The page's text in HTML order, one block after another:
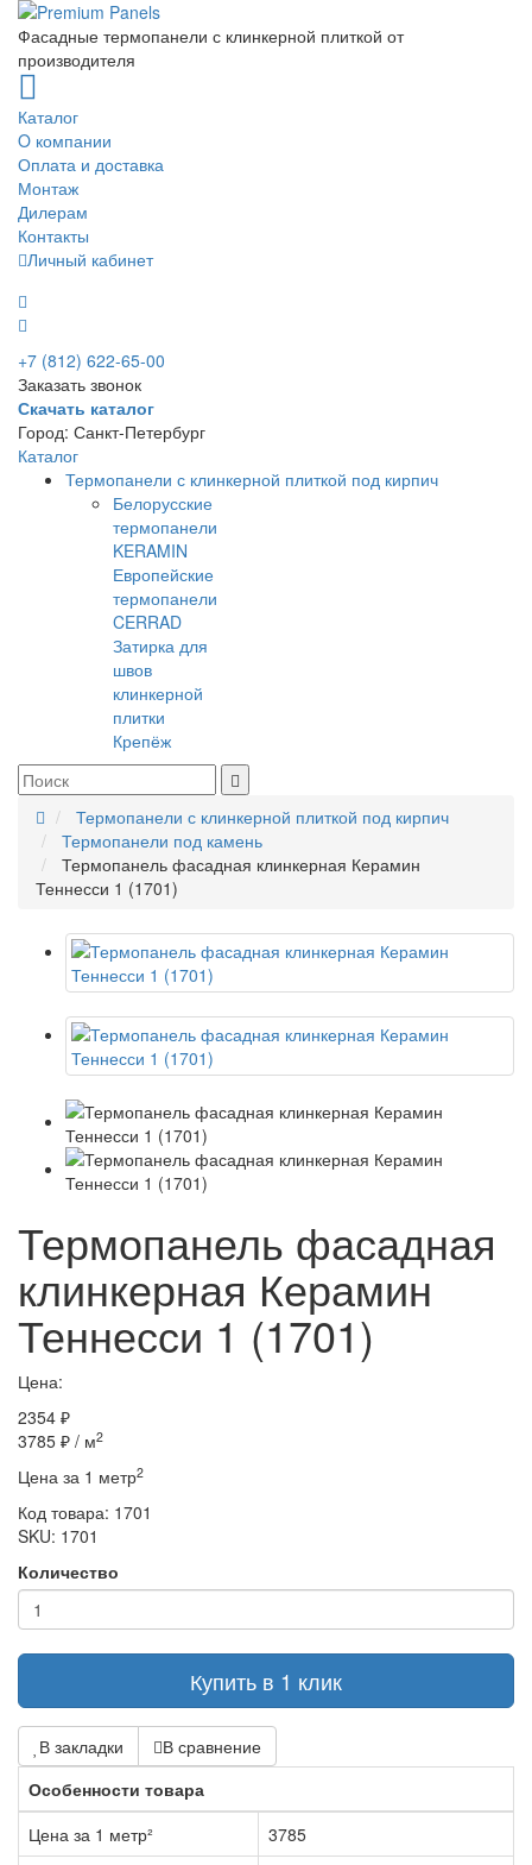
Фасадные термопанели с клинкерной плиткой от
производителя
Каталог
O компании
Оплата и доставка
Монтаж
Дилерам
Контакты
Личный кабинет
+7 (812) 622-65-00
Заказать звонок
Скачать каталог
Город: Санкт-Петербург
Каталог
Термопанели с клинкерной плиткой под кирпич
Белорусские
термопанели
KERAMIN
Европейские
термопанели
CERRAD
Затирка для
швов
клинкерной
плитки
Крепёж
Термопанели с клинкерной плиткой под кирпич
Термопанели под камень
Термопанель фасадная клинкерная Керамин
Теннесси 1 (1701)
Термопанель фасадная
клинкерная Керамин
Теннесси 1 (1701)
Цена:
2354 ₽
3785 ₽ / м2
Цена за 1 метр2
Код товара: 1701
SKU: 1701
Количество
Купить в 1 клик
В закладки
В сравнение
Особенности товара
Цена за 1 метр²
3785